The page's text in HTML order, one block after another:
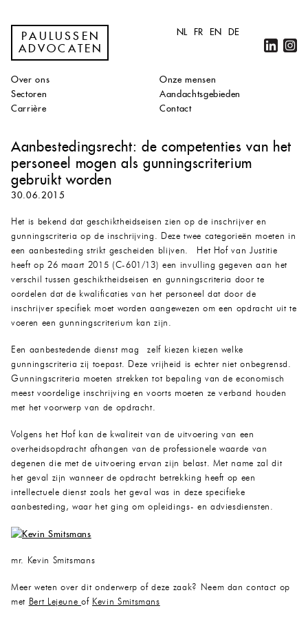
PAULUSSEN
ADVOCATEN
NL FR EN DE
Over ons
Onze mensen
Sectoren
Aandachtsgebieden
Carrière
Contact
Aanbestedingsrecht: de competenties van het
personeel mogen als gunningscriterium
gebruikt worden
30.06.2015
Het is bekend dat geschiktheidseisen zien op de inschrijver en
gunningscriteria op de inschrijving. Deze twee categorieën moeten in
een aanbesteding strikt gescheiden blijven. Het Hof van Justitie
heeft op 26 maart 2015 (C-601/13) een invulling gegeven aan het
verschil tussen geschiktheidseisen en gunningscriteria door te
oordelen dat de kwalificaties van het personeel dat door de
inschrijver specifiek moet worden aangewezen om een opdracht uit te
voeren een gunningscriterium kan zijn.
Een aanbestedende dienst mag zelf kiezen kiezen welke
gunningscriteria zij toepast. Deze vrijheid is echter niet onbegrensd.
Gunningscriteria moeten strekken tot bepaling van de economisch
meest voordelige inschrijving en voorts moeten ze verband houden
met het voorwerp van de opdracht.
Volgens het Hof kan de kwaliteit van de uitvoering van een
overheidsopdracht afhangen van de professionele waarde van
degenen die met de uitvoering ervan zijn belast. Met name zal dit
het geval zijn wanneer de opdracht betrekking heeft op een
intellectuele dienst zoals het geval was in deze specifieke
aanbesteding, waar het ging om opleidings- en adviesdiensten.
mr. Kevin Smitsmans
Meer weten over dit onderwerp of deze zaak? Neem dan contact op
met Bert Lejeuneof Kevin Smitsmans